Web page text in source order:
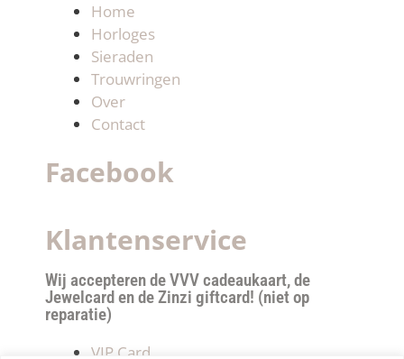
Home
Horloges
Sieraden
Trouwringen
Over
Contact
Facebook
Klantenservice
Wij accepteren de VVV cadeaukaart, de
Jewelcard en de Zinzi giftcard! (niet op
reparatie)
VIP Card